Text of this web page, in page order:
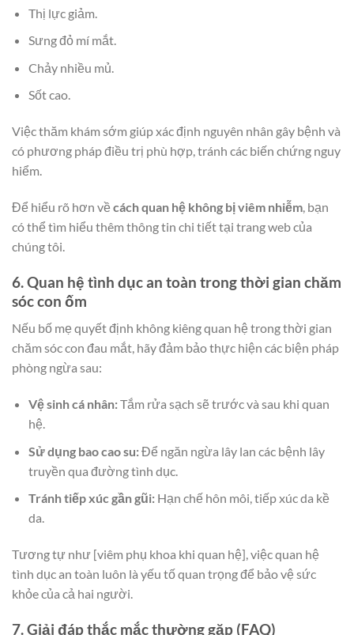
Thị lực giảm.
Sưng đỏ mí mắt.
Chảy nhiều mủ.
Sốt cao.
Việc thăm khám sớm giúp xác định nguyên nhân gây bệnh và
có phương pháp điều trị phù hợp, tránh các biến chứng nguy
hiểm.
Để hiểu rõ hơn về cách quan hệ không bị viêm nhiễm, bạn
có thể tìm hiểu thêm thông tin chi tiết tại trang web của
chúng tôi.
6. Quan hệ tình dục an toàn trong thời gian chăm
sóc con ốm
Nếu bố mẹ quyết định không kiêng quan hệ trong thời gian
chăm sóc con đau mắt, hãy đảm bảo thực hiện các biện pháp
phòng ngừa sau:
Vệ sinh cá nhân:Tắm rửa sạch sẽ trước và sau khi quan
hệ.
Sử dụng bao cao su:Để ngăn ngừa lây lan các bệnh lây
truyền qua đường tình dục.
Tránh tiếp xúc gần gũi:Hạn chế hôn môi, tiếp xúc da kề
da.
Tương tự như [viêm phụ khoa khi quan hệ], việc quan hệ
tình dục an toàn luôn là yếu tố quan trọng để bảo vệ sức
khỏe của cả hai người.
7. Giải đáp thắc mắc thường gặp (FAQ)